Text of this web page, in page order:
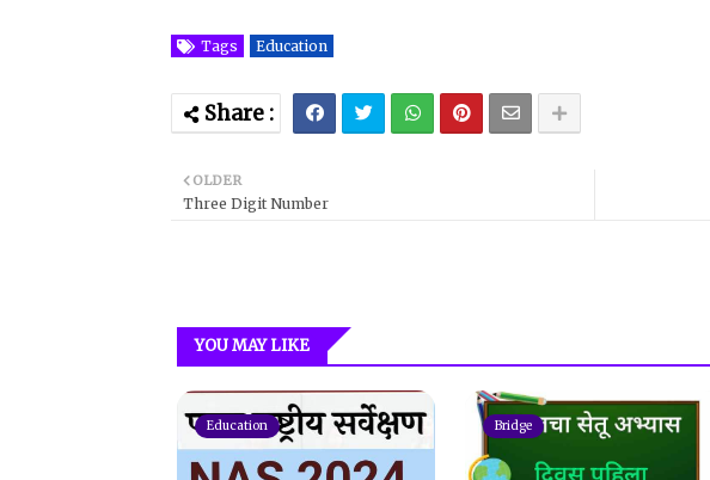
Tags Education
OLDER
Three Digit Number
YOU MAY LIKE
Education Bridge